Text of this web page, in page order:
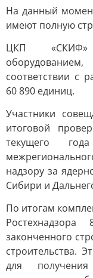
На данный
имеют полную
ЦКП «СКИФ»
соответствии с
60 890 единиц.
Участники
итоговой
текущего
надзору за
Сибири и
По итогам
законченного
строительства.
для